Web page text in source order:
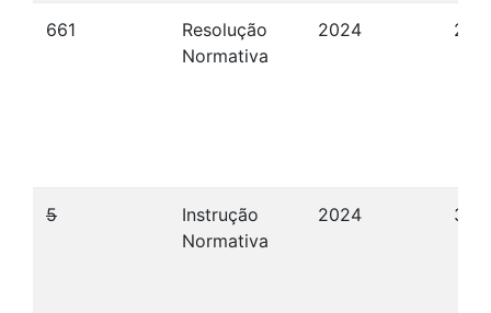
661
Resolução
Normativa
2024 27/
5
Instrução
Normativa
2024 30/